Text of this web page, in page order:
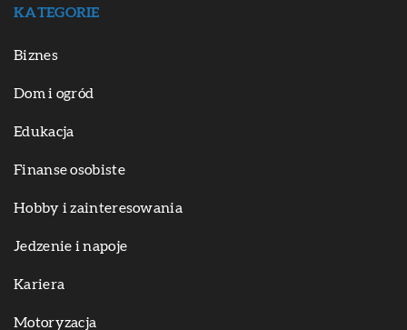
KATEGORIE
Biznes
Dom i ogród
Edukacja
Finanse osobiste
Hobby i zainteresowania
Jedzenie i napoje
Kariera
Motoryzacja